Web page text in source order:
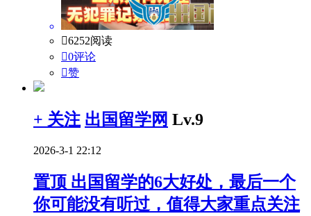
6252阅读
0评论
赞
+ 关注 出国留学网 Lv.9
2026-3-1 22:12
置顶 出国留学的6大好处，最后一个
你可能没有听过，值得大家重点关注